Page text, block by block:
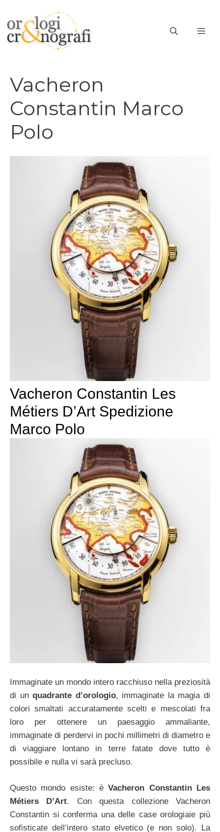
contenuto
Vacheron
Constantin Marco
Polo
Vacheron Constantin Les
Métiers D’Art Spedizione
Marco Polo
Immaginate un mondo intero racchiuso nella preziosità
di unquadrante d’orologio, immaginate la magia di
colori smaltati accuratamente scelti e mescolati fra
loro per ottenere un paesaggio ammaliante,
immaginate di perdervi in pochi millimetri di diametro e
di viaggiare lontano in terre fatate dove tutto è
possibile e nulla vi sarà precluso.
Questo mondo esiste: èVacheron Constantin Les
Métiers D’Art. Con questa collezione Vacheron
Constantin si conferma una delle case orologiaie più
sofisticate dell’intero stato elvetico (e non solo). La